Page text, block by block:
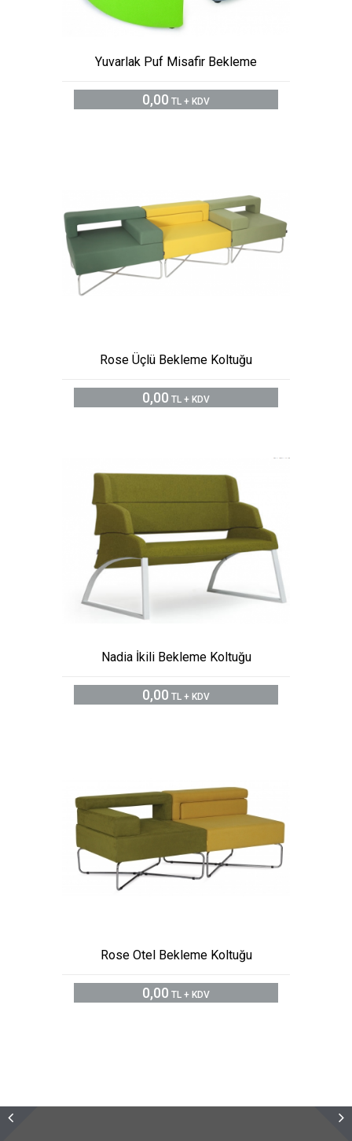
Yuvarlak Puf Misafir Bekleme
0,00 TL + KDV
Rose Üçlü Bekleme Koltuğu
0,00 TL + KDV
Nadia İkili Bekleme Koltuğu
0,00 TL + KDV
Rose Otel Bekleme Koltuğu
0,00 TL + KDV